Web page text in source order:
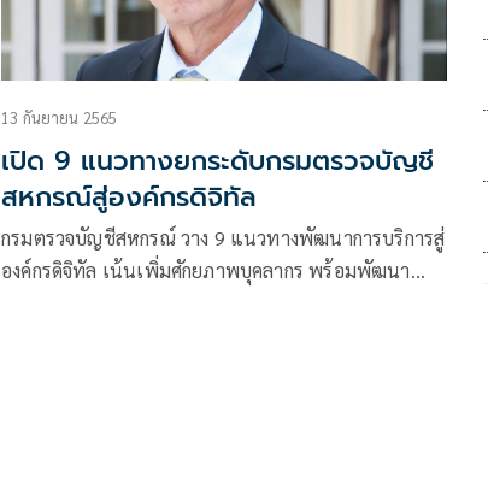
13 กันยายน 2565
เปิด 9 แนวทางยกระดับกรมตรวจบัญชี
สหกรณ์สู่องค์กรดิจิทัล
กรมตรวจบัญชีสหกรณ์ วาง 9 แนวทางพัฒนาการบริการสู่
องค์กรดิจิทัล เน้นเพิ่มศักยภาพบุคลากร พร้อมพัฒนา